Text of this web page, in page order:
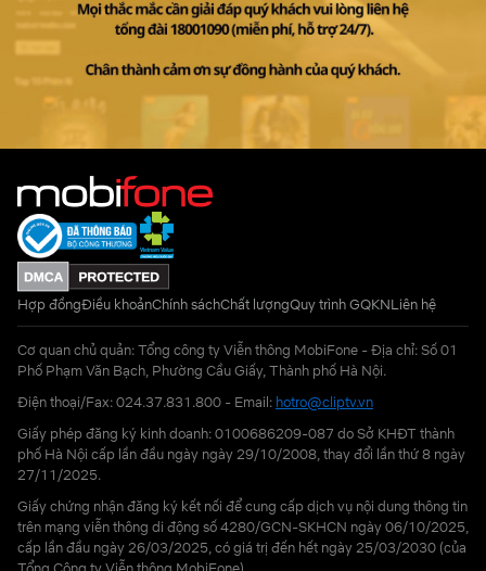
Hợp đồngĐiều khoảnChính sáchChất lượngQuy trình GQKNLiên hệ
Cơ quan chủ quản: Tổng công ty Viễn thông MobiFone - Địa chỉ: Số 01
Phố Phạm Văn Bạch, Phường Cầu Giấy, Thành phố Hà Nội.
Điện thoại/Fax: 024.37.831.800 - Email: hotro@cliptv.vn
Giấy phép đăng ký kinh doanh: 0100686209-087 do Sở KHĐT thành
phố Hà Nội cấp lần đầu ngày ngày 29/10/2008, thay đổi lần thứ 8 ngày
27/11/2025.
Giấy chứng nhận đăng ký kết nối để cung cấp dịch vụ nội dung thông tin
trên mạng viễn thông di động số 4280/GCN-SKHCN ngày 06/10/2025,
cấp lần đầu ngày 26/03/2025, có giá trị đến hết ngày 25/03/2030 (của